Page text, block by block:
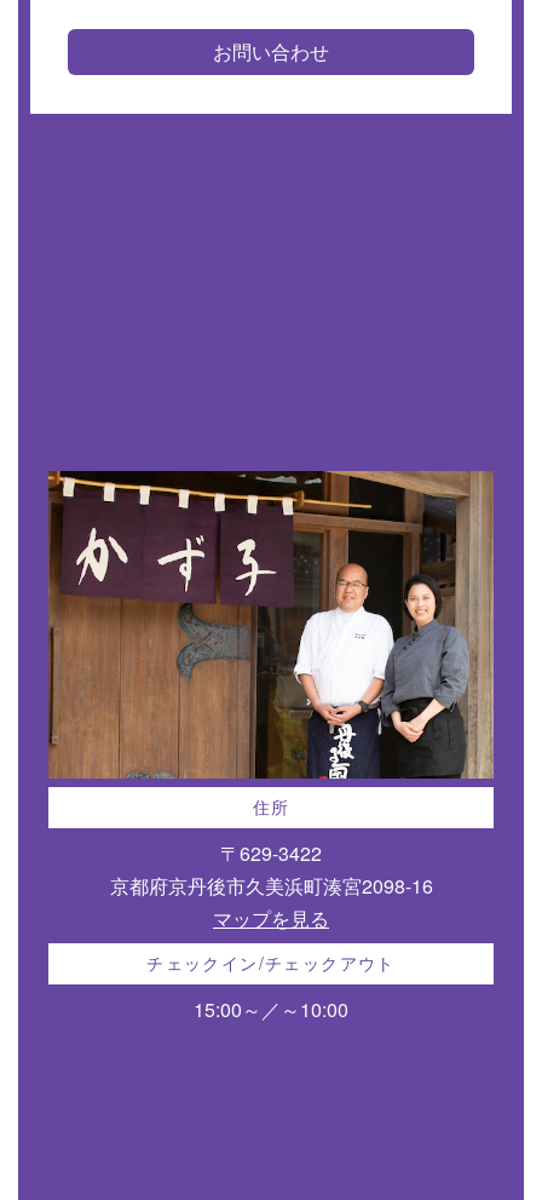
お問い合わせ
住所
〒629-3422
京都府京丹後市久美浜町湊宮2098-16
マップを見る
チェックイン/チェックアウト
15:00～／～10:00